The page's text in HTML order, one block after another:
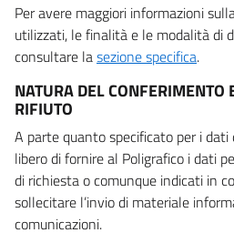
Per avere maggiori informazioni
utilizzati, le finalità e le modalità di
consultare lasezione specifica.
NATURA DEL CONFERIMENTO
RIFIUTO
A parte quanto specificato per i dati
libero di fornire al Poligrafico i dati
di richiesta o comunque indicati in
sollecitare l’invio di materiale
comunicazioni.